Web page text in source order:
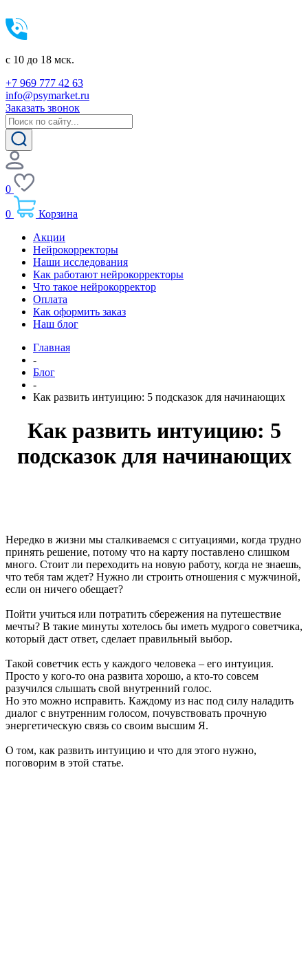
c 10 до 18 мск.
+7 969 777 42 63
info@psymarket.ru
Заказать звонок
0
0
Корзина
Акции
Нейрокорректоры
Наши исследования
Как работают нейрокорректоры
Что такое нейрокорректор
Оплата
Как оформить заказ
Наш блог
Главная
-
Блог
-
Как развить интуицию: 5 подсказок для начинающих
Как развить интуицию: 5
подсказок для начинающих
Нередко в жизни мы сталкиваемся с ситуациями, когда трудно
принять решение, потому что на карту поставлено слишком
много. Стоит ли переходить на новую работу, когда не знаешь,
что тебя там ждет? Нужно ли строить отношения с мужчиной,
если он ничего обещает?
Пойти учиться или потратить сбережения на путешествие
мечты? В такие минуты хотелось бы иметь мудрого советчика,
который даст ответ, сделает правильный выбор.
Такой советчик есть у каждого человека – его интуиция.
Просто у кого-то она развита хорошо, а кто-то совсем
разучился слышать свой внутренний голос.
Но это можно исправить. Каждому из нас под силу наладить
диалог с внутренним голосом, почувствовать прочную
энергетическую связь со своим высшим Я.
О том, как развить интуицию и что для этого нужно,
поговорим в этой статье.